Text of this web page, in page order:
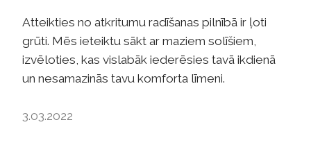
Atteikties no atkritumu radīšanas pilnībā ir ļoti
grūti. Mēs ieteiktu sākt ar maziem solīšiem,
izvēloties, kas vislabāk iederēsies tavā ikdienā
un nesamazinās tavu komforta līmeni.
3.03.2022